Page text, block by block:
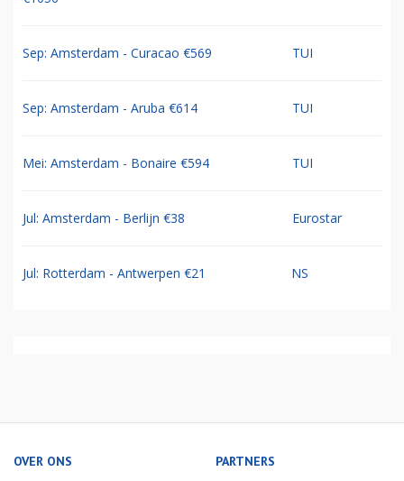
Sep: Amsterdam - Curacao €569 TUI
Sep: Amsterdam - Aruba €614 TUI
Mei: Amsterdam - Bonaire €594 TUI
Jul: Amsterdam - Berlijn €38 Eurostar
Jul: Rotterdam - Antwerpen €21 NS
OVER ONS PARTNERS